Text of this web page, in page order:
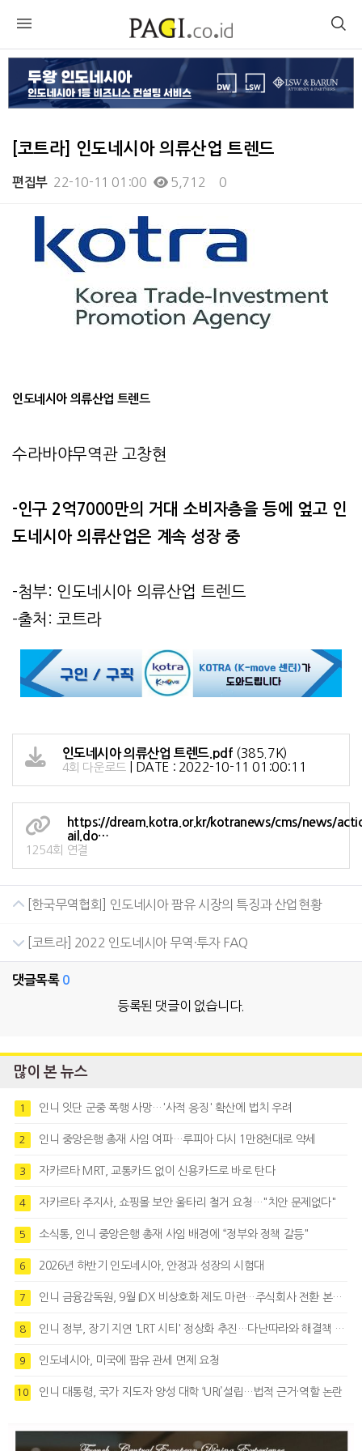
[코트라] 인도네시아 의류산업 트렌드
편집부 22-10-11 01:00 5,712 0
인도네시아 의류산업 트렌드
수라바야무역관 고창현
-인구 2억7000만의 거대 소비자층을 등에 엎고 인
도네시아 의류산업은 계속 성장 중
-첨부: 인도네시아 의류산업 트렌드
-출처: 코트라
인도네시아 의류산업 트렌드.pdf (385.7K)
4회 다운로드 DATE : 2022-10-11 01:00:11
https://dream.kotra.or.kr/kotranews/cms/news/
ail.do…
1254회 연결
[한국무역협회] 인도네시아 팜유 시장의 특징과 산업현황
[코트라] 2022 인도네시아 무역·투자 FAQ
댓글목록 0
등록된 댓글이 없습니다.
많이 본 뉴스
1 인니 잇단 군중 폭행 사망…'사적 응징' 확산에 법치 우려
2 인니 중앙은행 총재 사임 여파…루피아 다시 1만8천대로 약세
3 자카르타 MRT, 교통카드 없이 신용카드로 바로 탄다
4 자카르타 주지사, 쇼핑몰 보안 울타리 철거 요청…"치안 문제없다"
5 소식통, 인니 중앙은행 총재 사임 배경에 “정부와 정책 갈등"
6 2026년 하반기 인도네시아, 안정과 성장의 시험대
7 인니 금융감독원, 9월 IDX 비상호화 제도 마련…주식회사 전환 본격화
8 인니 정부, 장기 지연 'LRT 시티' 정상화 추진…다난따라와 해결책 모색
9 인도네시아, 미국에 팜유 관세 면제 요청
10 인니 대통령, 국가 지도자 양성 대학 ‘URI’설립…법적 근거·역할 논란